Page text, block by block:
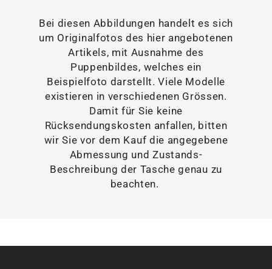
Bei diesen Abbildungen handelt es sich
um Originalfotos des hier angebotenen
Artikels, mit Ausnahme des
Puppenbildes, welches ein
Beispielfoto darstellt. Viele Modelle
existieren in verschiedenen Grössen.
Damit für Sie keine
Rücksendungskosten anfallen, bitten
wir Sie vor dem Kauf die angegebene
Abmessung und Zustands-
Beschreibung der Tasche genau zu
beachten.